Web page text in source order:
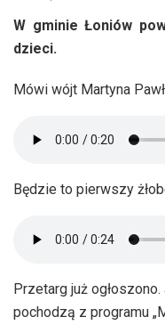
W gminie Łoniów
dzieci.
Mówi wójt Martyna
Będzie to pierwszy
Przetarg już
pochodzą z programu